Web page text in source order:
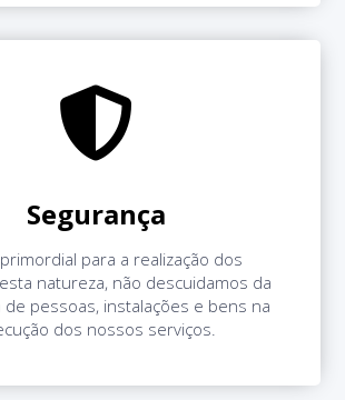
Segurança
para a realização dos
natureza, não descuidamos da
de pessoas, instalações e bens na
dos nossos serviços.